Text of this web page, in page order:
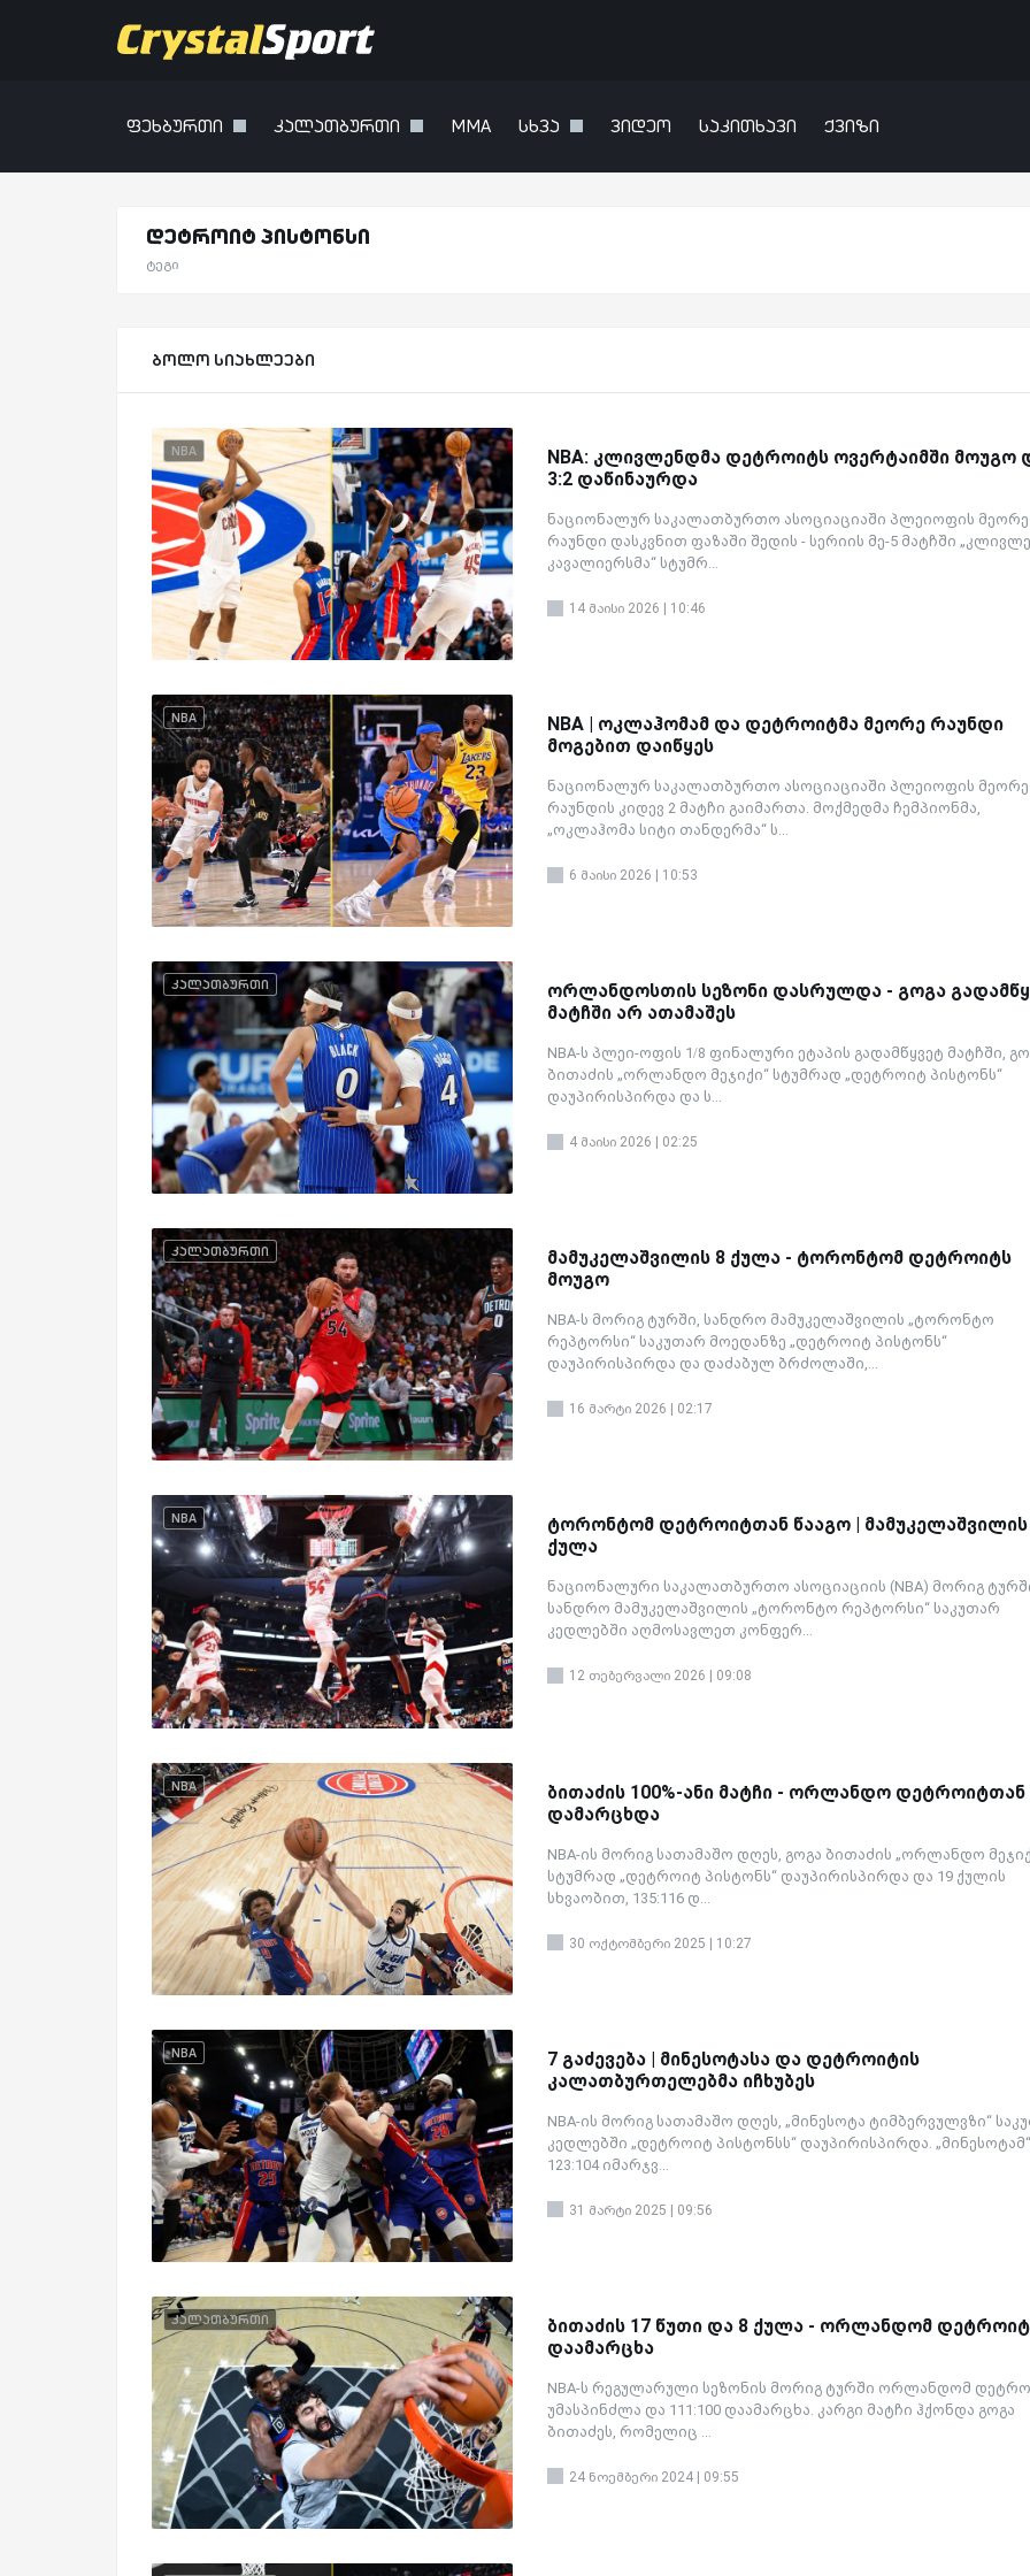
ფეხბურთი კალათბურთი MMA სხვა ვიდეო საკითხავი ქვიზი
დეტროიტ პისტონსი
ტეგი
ბოლო სიახლეები
NBA
NBA: კლივლენდმა დეტროიტს ოვერტაიმში მოუგო
3:2 დაწინაურდა
ნაციონალურ საკალათბურთო ასოციაციაში პლეიოფის მეორე
რაუნდი დასკვნით ფაზაში შედის - სერიის მე-5 მატჩში
კავალიერსმა“ სტუმრ...
14 მაისი 2026 | 10:46
NBA
NBA | ოკლაჰომამ და დეტროიტმა მეორე რაუნდი
მოგებით დაიწყეს
ნაციონალურ საკალათბურთო ასოციაციაში პლეიოფის მეორე
რაუნდის კიდევ 2 მატჩი გაიმართა. მოქმედმა ჩემპიონმა,
„ოკლაჰომა სიტი თანდერმა“ ს...
6 მაისი 2026 | 10:53
კალათბურთი
ორლანდოსთის სეზონი დასრულდა - გოგა
მატჩში არ ათამაშეს
NBA-ს პლეი-ოფის 1/8 ფინალური ეტაპის გადამწყვეტ მატჩში,
ბითაძის „ორლანდო მეჯიქი“ სტუმრად „დეტროიტ პისტონს“
დაუპირისპირდა და ს...
4 მაისი 2026 | 02:25
კალათბურთი
მამუკელაშვილის 8 ქულა - ტორონტომ დეტროიტს
მოუგო
NBA-ს მორიგ ტურში, სანდრო მამუკელაშვილის „ტორონტო
რეპტორსი“ საკუთარ მოედანზე „დეტროიტ პისტონს“
დაუპირისპირდა და დაძაბულ ბრძოლაში,...
16 მარტი 2026 | 02:17
NBA
ტორონტომ დეტროიტთან წააგო | მამუკელაშვილის
ქულა
ნაციონალური საკალათბურთო ასოციაციის (NBA) მორიგ
სანდრო მამუკელაშვილის „ტორონტო რეპტორსი“ საკუთარ
კედლებში აღმოსავლეთ კონფერ...
12 თებერვალი 2026 | 09:08
NBA
ბითაძის 100%-ანი მატჩი - ორლანდო დეტროიტთან
დამარცხდა
NBA-ის მორიგ სათამაშო დღეს, გოგა ბითაძის „ორლანდო
სტუმრად „დეტროიტ პისტონს“ დაუპირისპირდა და 19 ქულის
სხვაობით, 135:116 დ...
30 ოქტომბერი 2025 | 10:27
NBA
7 გაძევება | მინესოტასა და დეტროიტის
კალათბურთელებმა იჩხუბეს
NBA-ის მორიგ სათამაშო დღეს, „მინესოტა ტიმბერვულვზი“
კედლებში „დეტროიტ პისტონსს“ დაუპირისპირდა. „მინესოტამ“
123:104 იმარჯვ...
31 მარტი 2025 | 09:56
კალათბურთი
ბითაძის 17 წუთი და 8 ქულა - ორლანდომ
დაამარცხა
NBA-ს რეგულარული სეზონის მორიგ ტურში ორლანდომ
უმასპინძლა და 111:100 დაამარცხა. კარგი მატჩი ჰქონდა გოგა
ბითაძეს, რომელიც ...
24 ნოემბერი 2024 | 09:55